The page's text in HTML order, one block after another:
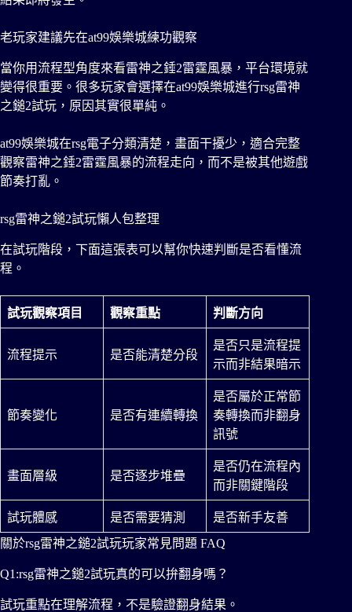
老玩家建議先在at99娛樂城練功觀察
當你用流程型角度來看雷神之錘2雷霆風暴，平台環境就
變得很重要。很多玩家會選擇在at99娛樂城進行rsg雷神
之鎚2試玩，原因其實很單純。
at99娛樂城在rsg電子分類清楚，畫面干擾少，適合完整
觀察雷神之錘2雷霆風暴的流程走向，而不是被其他遊戲
節奏打亂。
rsg雷神之鎚2試玩懶人包整理
在試玩階段，下面這張表可以幫你快速判斷是否看懂流
程。
試玩觀察項目 觀察重點 判斷方向
流程提示 是否能清楚分段
是否只是流程提
示而非結果暗示
節奏變化 是否有連續轉換
是否屬於正常節
奏轉換而非翻身
訊號
畫面層級 是否逐步堆疊
是否仍在流程內
而非關鍵階段
試玩體感 是否需要猜測
是否新手友善
關於rsg雷神之鎚2試玩玩家常見問題 FAQ
Q1:rsg雷神之鎚2試玩真的可以拚翻身嗎？
試玩重點在理解流程，不是驗證翻身結果。